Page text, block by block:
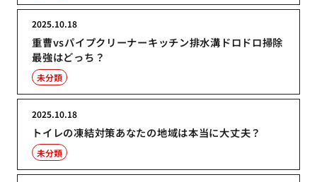
重曹vsパイプクリーナーキッチン排水溝ドロドロ掃除
最強はどっち？
2025.10.18
未分類
トイレの凍結対策あなたの地域は本当に大丈夫？
2025.10.18
未分類